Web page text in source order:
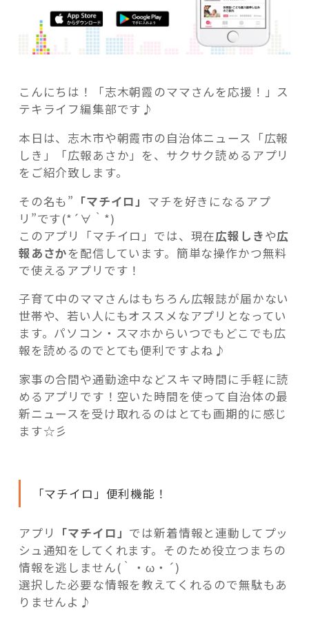
記事検索
「マ
の
こんにちは！「志木朝霞のママさんを応援！」ス
テキライフ編集部です♪
本日は、志木市や朝霞市の自治体ニュース「広報
しき」「広報あさか」を、サクサク読めるアプリ
をご紹介致します。
その名も” 「マチイロ」 マチを好きになるアプ
リ”です(*´∀｀*)
このアプリ「マチイロ」では、現在広報しきや広
報あさかを配信しています。簡単な操作かつ無料
で使えるアプリです！
子育て中のママさんはもちろん広報誌が届かない
世帯や、若い人にもオススメなアプリとなってい
ます。パソコン・スマホからいつでもどこでも広
報を読めるのでとても便利ですよね♪
家事の合間や通勤途中などスキマ時間に手軽に読
めるアプリです！空いた時間を使って自治体の最
新ニュースを受け取れるのはとても画期的に感じ
ます☆彡
「マチイロ」便利機能！
アプリ 「マチイロ」 では新着情報と連動してプッ
シュ通知をしてくれます。そのため役立つまちの
情報を逃しません(｀・ω・´)
選択した必要な情報を教えてくれるので無駄もあ
りませんよ♪